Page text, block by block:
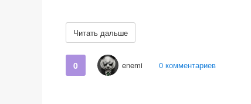
Читать дальше
0 enemi 0 комментариев